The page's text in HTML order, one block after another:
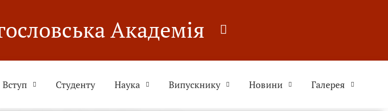
Академія
Вступ Студенту Наука Випускнику Новини Галерея